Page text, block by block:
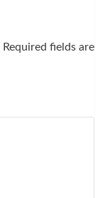
Required fields are